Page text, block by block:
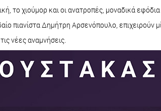
το χιούμορ και οι ανατροπές, μοναδικά εφόδια
πιανίστα Δημήτρη Αρσενόπουλο,
νέες αναμνήσεις.